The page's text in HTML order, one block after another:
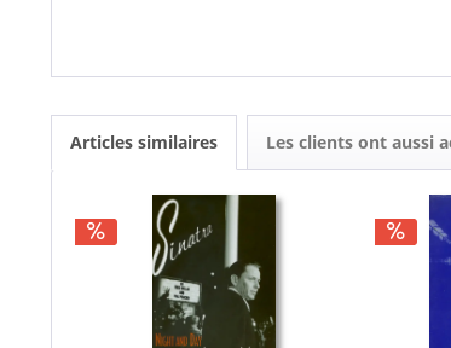
Articles similaires Les clients ont aussi